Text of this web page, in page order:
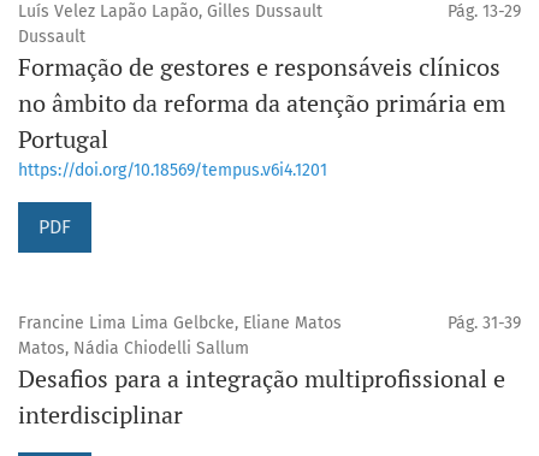
Luís Velez Lapão Lapão, Gilles Dussault
Dussault
Pág. 13-29
Formação de gestores e responsáveis clínicos
no âmbito da reforma da atenção primária em
Portugal
https://doi.org/10.18569/tempus.v6i4.1201
PDF
Francine Lima Lima Gelbcke, Eliane Matos
Matos, Nádia Chiodelli Sallum
Pág. 31-39
Desafios para a integração multiprofissional e
interdisciplinar